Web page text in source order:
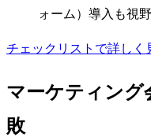
ォーム）導入も視野
チェックリストで詳しく
マーケティング
敗